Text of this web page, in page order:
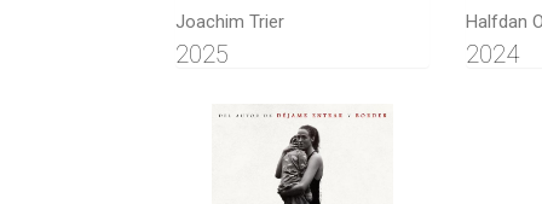
Joachim Trier
2025
Halfdan
2024